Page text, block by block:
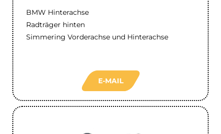
BMW Hinterachse
Radträger hinten
Simmering Vorderachse und Hinterachse
E-MAIL